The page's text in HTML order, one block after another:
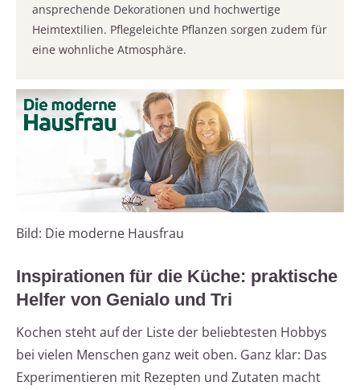
ansprechende Dekorationen und hochwertige
Heimtextilien. Pflegeleichte Pflanzen sorgen zudem für
eine wohnliche Atmosphäre.
Bild: Die moderne Hausfrau
Inspirationen für die Küche: praktische
Helfer von Genialo und Tri
Kochen steht auf der Liste der beliebtesten Hobbys
bei vielen Menschen ganz weit oben. Ganz klar: Das
Experimentieren mit Rezepten und Zutaten macht